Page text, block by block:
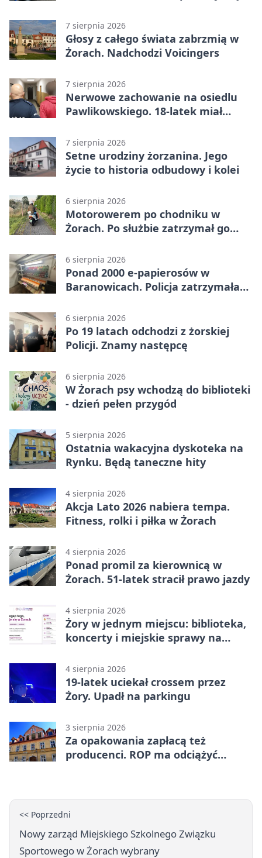
7 sierpnia 2026
Głosy z całego świata zabrzmią w
Żorach. Nadchodzi Voicingers
7 sierpnia 2026
Nerwowe zachowanie na osiedlu
Pawlikowskiego. 18-latek miał
7 sierpnia 2026
Setne urodziny żorzanina. Jego
życie to historia odbudowy i kolei
6 sierpnia 2026
Motorowerem po chodniku w
Żorach. Po służbie zatrzymał go
6 sierpnia 2026
Ponad 2000 e-papierosów w
Baranowicach. Policja zatrzymała
6 sierpnia 2026
Po 19 latach odchodzi z żorskiej
Policji. Znamy następcę
6 sierpnia 2026
W Żorach psy wchodzą do biblioteki
- dzień pełen przygód
5 sierpnia 2026
Ostatnia wakacyjna dyskoteka na
Rynku. Będą taneczne hity
4 sierpnia 2026
Akcja Lato 2026 nabiera tempa.
Fitness, rolki i piłka w Żorach
4 sierpnia 2026
Ponad promil za kierownicą w
Żorach. 51-latek stracił prawo jazdy
4 sierpnia 2026
Żory w jednym miejscu: biblioteka,
koncerty i miejskie sprawy na
4 sierpnia 2026
19-latek uciekał crossem przez
Żory. Upadł na parkingu
3 sierpnia 2026
Za opakowania zapłacą też
producenci. ROP ma odciążyć
<< Poprzedni
Nowy zarząd Miejskiego Szkolnego Związku
Sportowego w Żorach wybrany